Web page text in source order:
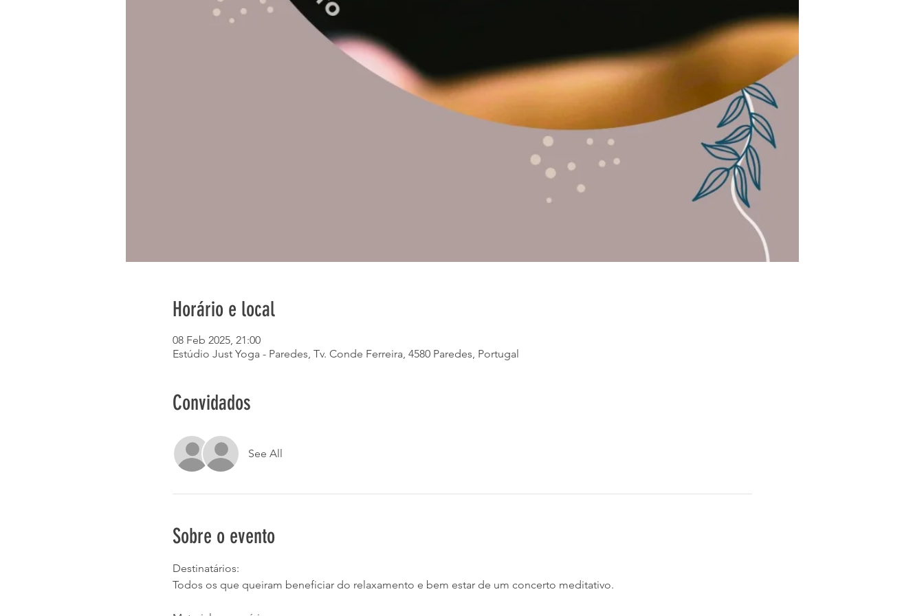
Horário e local
08 Feb 2025, 21:00
Estúdio Just Yoga - Paredes, Tv. Conde Ferreira, 4580 Paredes, Portugal
Convidados
See All
Sobre o evento
Destinatários:
Todos os que queiram beneficiar do relaxamento e bem estar de um concerto meditativo.